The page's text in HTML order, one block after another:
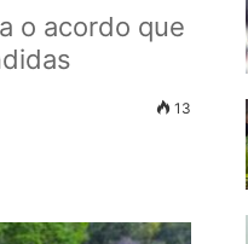
o acordo que
13